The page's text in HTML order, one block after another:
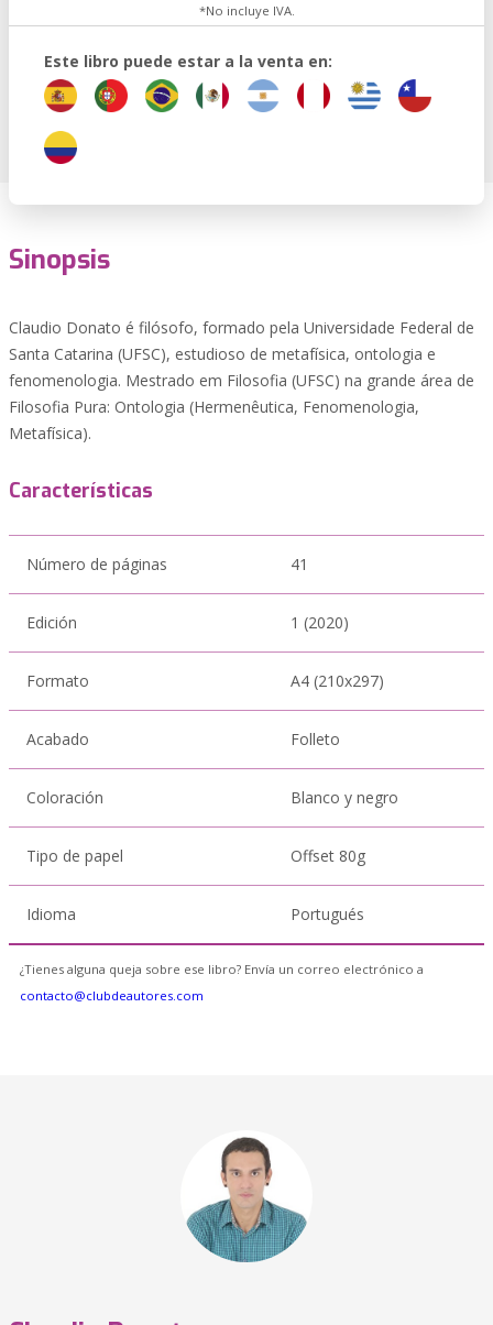
*No incluye IVA.
Este libro puede estar a la venta en:
Sinopsis
Claudio Donato é filósofo, formado pela Universidade Federal de
Santa Catarina (UFSC), estudioso de metafísica, ontologia e
fenomenologia. Mestrado em Filosofia (UFSC) na grande área de
Filosofia Pura: Ontologia (Hermenêutica, Fenomenologia,
Metafísica).
Características
Número de páginas 41
Edición 1 (2020)
Formato A4 (210x297)
Acabado Folleto
Coloración Blanco y negro
Tipo de papel Offset 80g
Idioma Portugués
¿Tienes alguna queja sobre ese libro? Envía un correo electrónico a
contacto@clubdeautores.com